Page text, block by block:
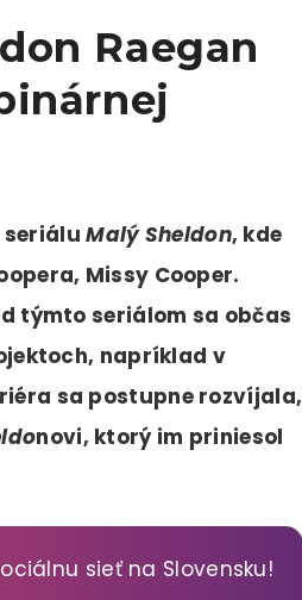
Raegan
seriáluMalý Sheldon, kde
Missy Cooper.
týmto seriálom sa občas
napríklad v
sa postupne rozvíjala,
novi, ktorý im priniesol
sieť na Slovensku!